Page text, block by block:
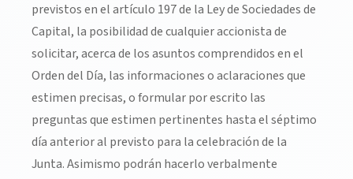
previstos en el artículo 197 de la Ley de Sociedades de
Capital, la posibilidad de cualquier accionista de
solicitar, acerca de los asuntos comprendidos en el
Orden del Día, las informaciones o aclaraciones que
estimen precisas, o formular por escrito las
preguntas que estimen pertinentes hasta el séptimo
día anterior al previsto para la celebración de la
Junta. Asimismo podrán hacerlo verbalmente